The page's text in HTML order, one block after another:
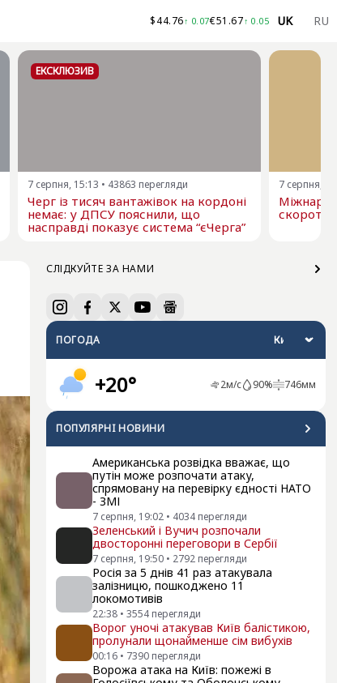
$44.76↑ 0.07€51.67↑ 0.05 UK RU
ЕКСКЛЮЗИВ
7 серпня, 15:13 • 43863 перегляди
Черг із тисяч вантажівок на кордоні
немає: у ДПСУ пояснили, що
насправді показує система “єЧерга”
7 серпня,
СЛІДКУЙТЕ ЗА НАМИ
ПОГОДА
+20° 2м/с 90% 746мм
ПОПУЛЯРНI НОВИНИ
Американська розвідка вважає, що
путін може розпочати атаку,
спрямовану на перевірку єдності НАТО
- ЗМІ
7 серпня, 19:02 • 4034 перегляди
Зеленський і Вучич розпочали
двосторонні переговори в Сербії
7 серпня, 19:50 • 2792 перегляди
Росія за 5 днів 41 раз атакувала
залізницю, пошкоджено 11
локомотивів
22:38 • 3554 перегляди
Ворог уночі атакував Київ балістикою,
пролунали щонайменше сім вибухів
00:16 • 7390 перегляди
Ворожа атака на Київ: пожежі в